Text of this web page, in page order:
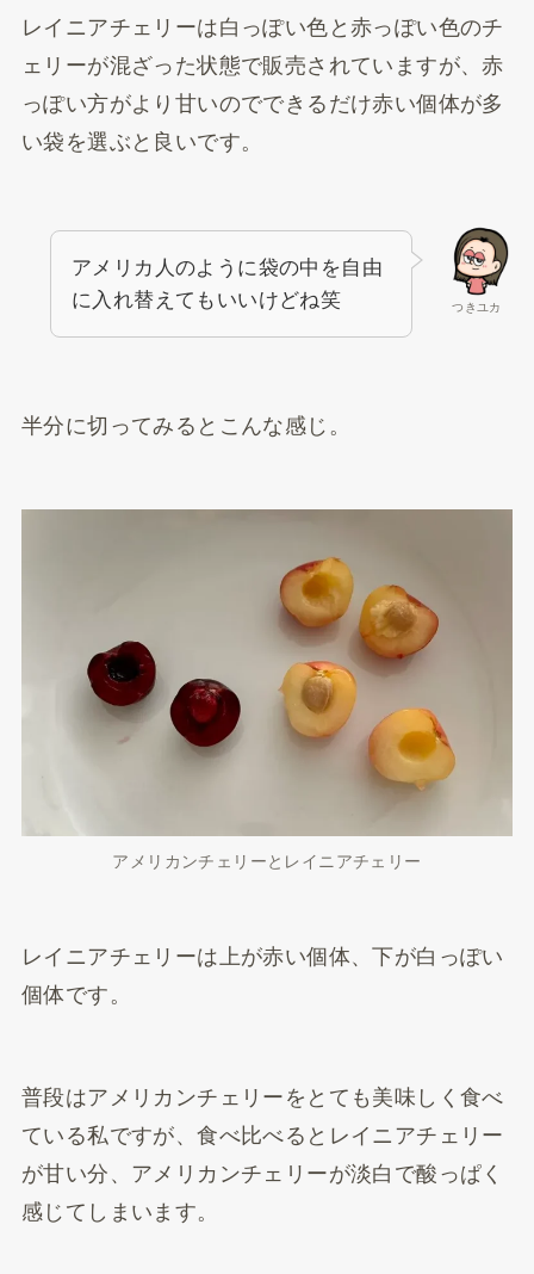
レイニアチェリーは白っぽい色と赤っぽい色のチ
ェリーが混ざった状態で販売されていますが、赤
っぽい方がより甘いのでできるだけ赤い個体が多
い袋を選ぶと良いです。
つきユカ
アメリカ人のように袋の中を自由
に入れ替えてもいいけどね笑
半分に切ってみるとこんな感じ。
アメリカンチェリーとレイニアチェリー
レイニアチェリーは上が赤い個体、下が白っぽい
個体です。
普段はアメリカンチェリーをとても美味しく食べ
ている私ですが、食べ比べるとレイニアチェリー
が甘い分、アメリカンチェリーが淡白で酸っぱく
感じてしまいます。